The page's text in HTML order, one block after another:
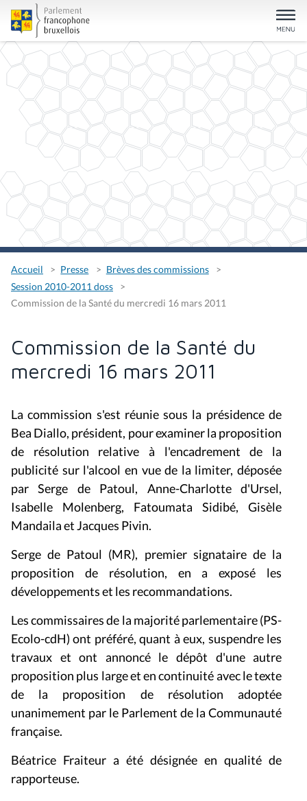
Accueil Presse
Brèves des commissions
Session 2010-2011 doss
Commission de la Santé du mercredi 16 mars 2011
Commission de la Santé du
mercredi 16 mars 2011
La commission s'est réunie sous la présidence de
Bea Diallo, président, pour examiner la proposition
de résolution relative à l'encadrement de la
publicité sur l'alcool en vue de la limiter, déposée
par Serge de Patoul, Anne-Charlotte d'Ursel,
Isabelle Molenberg, Fatoumata Sidibé, Gisèle
Mandaila et Jacques Pivin.
Serge de Patoul (MR), premier signataire de la
proposition de résolution, en a exposé les
développements et les recommandations.
Les commissaires de la majorité parlementaire (PS-
Ecolo-cdH) ont préféré, quant à eux, suspendre les
travaux et ont annoncé le dépôt d'une autre
proposition plus large et en continuité avec le texte
de la proposition de résolution adoptée
unanimement par le Parlement de la Communauté
française.
Béatrice Fraiteur a été désignée en qualité de
rapporteuse.